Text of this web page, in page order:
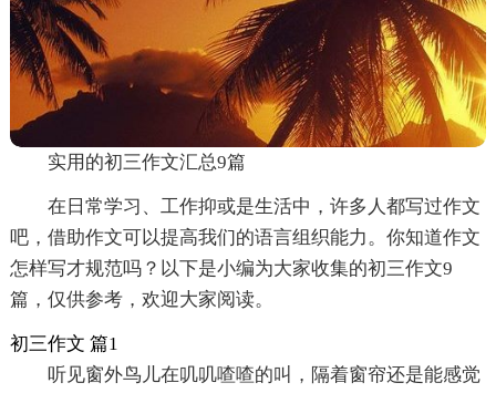
实用的初三作文汇总9篇
在日常学习、工作抑或是生活中，许多人都写过作文
吧，借助作文可以提高我们的语言组织能力。你知道作文
怎样写才规范吗？以下是小编为大家收集的初三作文9
篇，仅供参考，欢迎大家阅读。
初三作文 篇1
听见窗外鸟儿在叽叽喳喳的叫，隔着窗帘还是能感觉